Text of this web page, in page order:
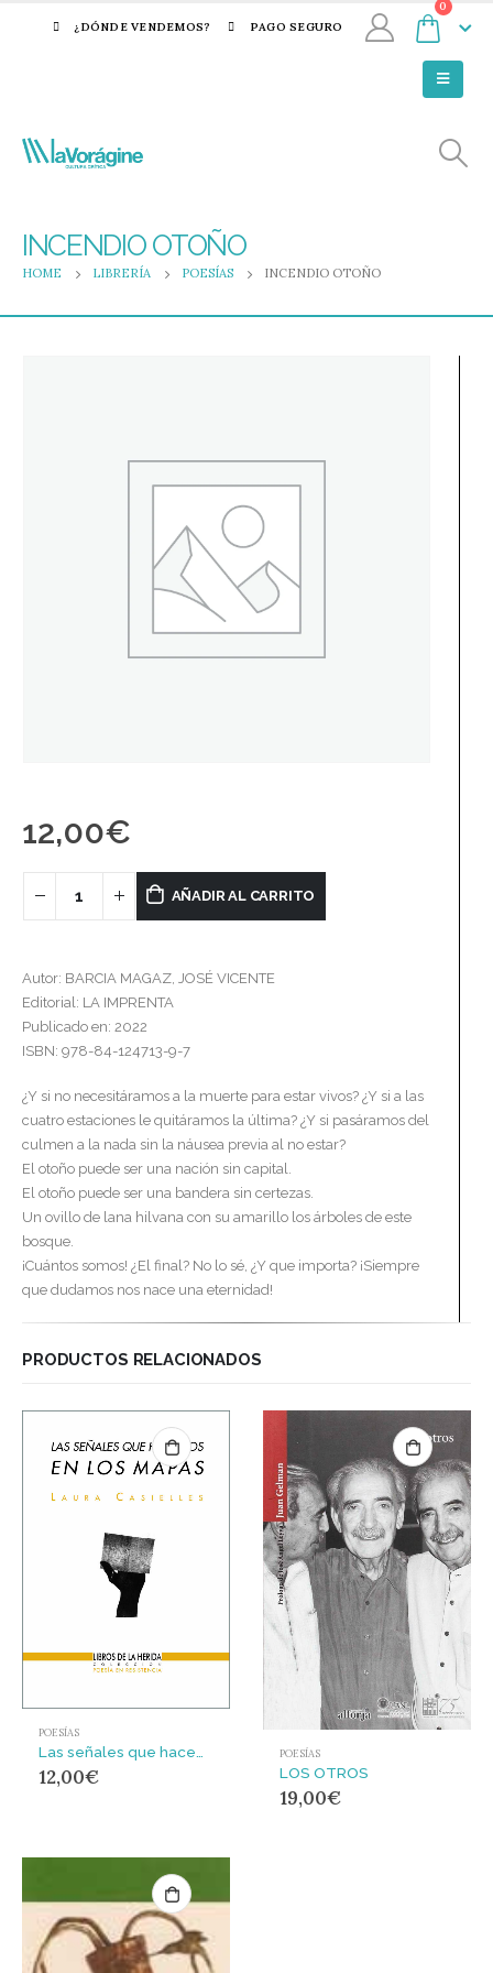
¿DÓNDE VENDEMOS? PAGO SEGURO
0
INCENDIO OTOÑO
HOME LIBRERÍA POESÍAS INCENDIO OTOÑO
12,00€
AÑADIR AL CARRITO
Autor: BARCIA MAGAZ, JOSÉ VICENTE
Editorial: LA IMPRENTA
Publicado en: 2022
ISBN: 978-84-124713-9-7
¿Y si no necesitáramos a la muerte para estar vivos? ¿Y si a las
cuatro estaciones le quitáramos la última? ¿Y si pasáramos del
culmen a la nada sin la náusea previa al no estar?
El otoño puede ser una nación sin capital.
El otoño puede ser una bandera sin certezas.
Un ovillo de lana hilvana con su amarillo los árboles de este
bosque.
¡Cuántos somos! ¿El final? No lo sé, ¿Y que importa? ¡Siempre
que dudamos nos nace una eternidad!
PRODUCTOS RELACIONADOS
POESÍAS
12,00€
POESÍAS
LOS OTROS
19,00€